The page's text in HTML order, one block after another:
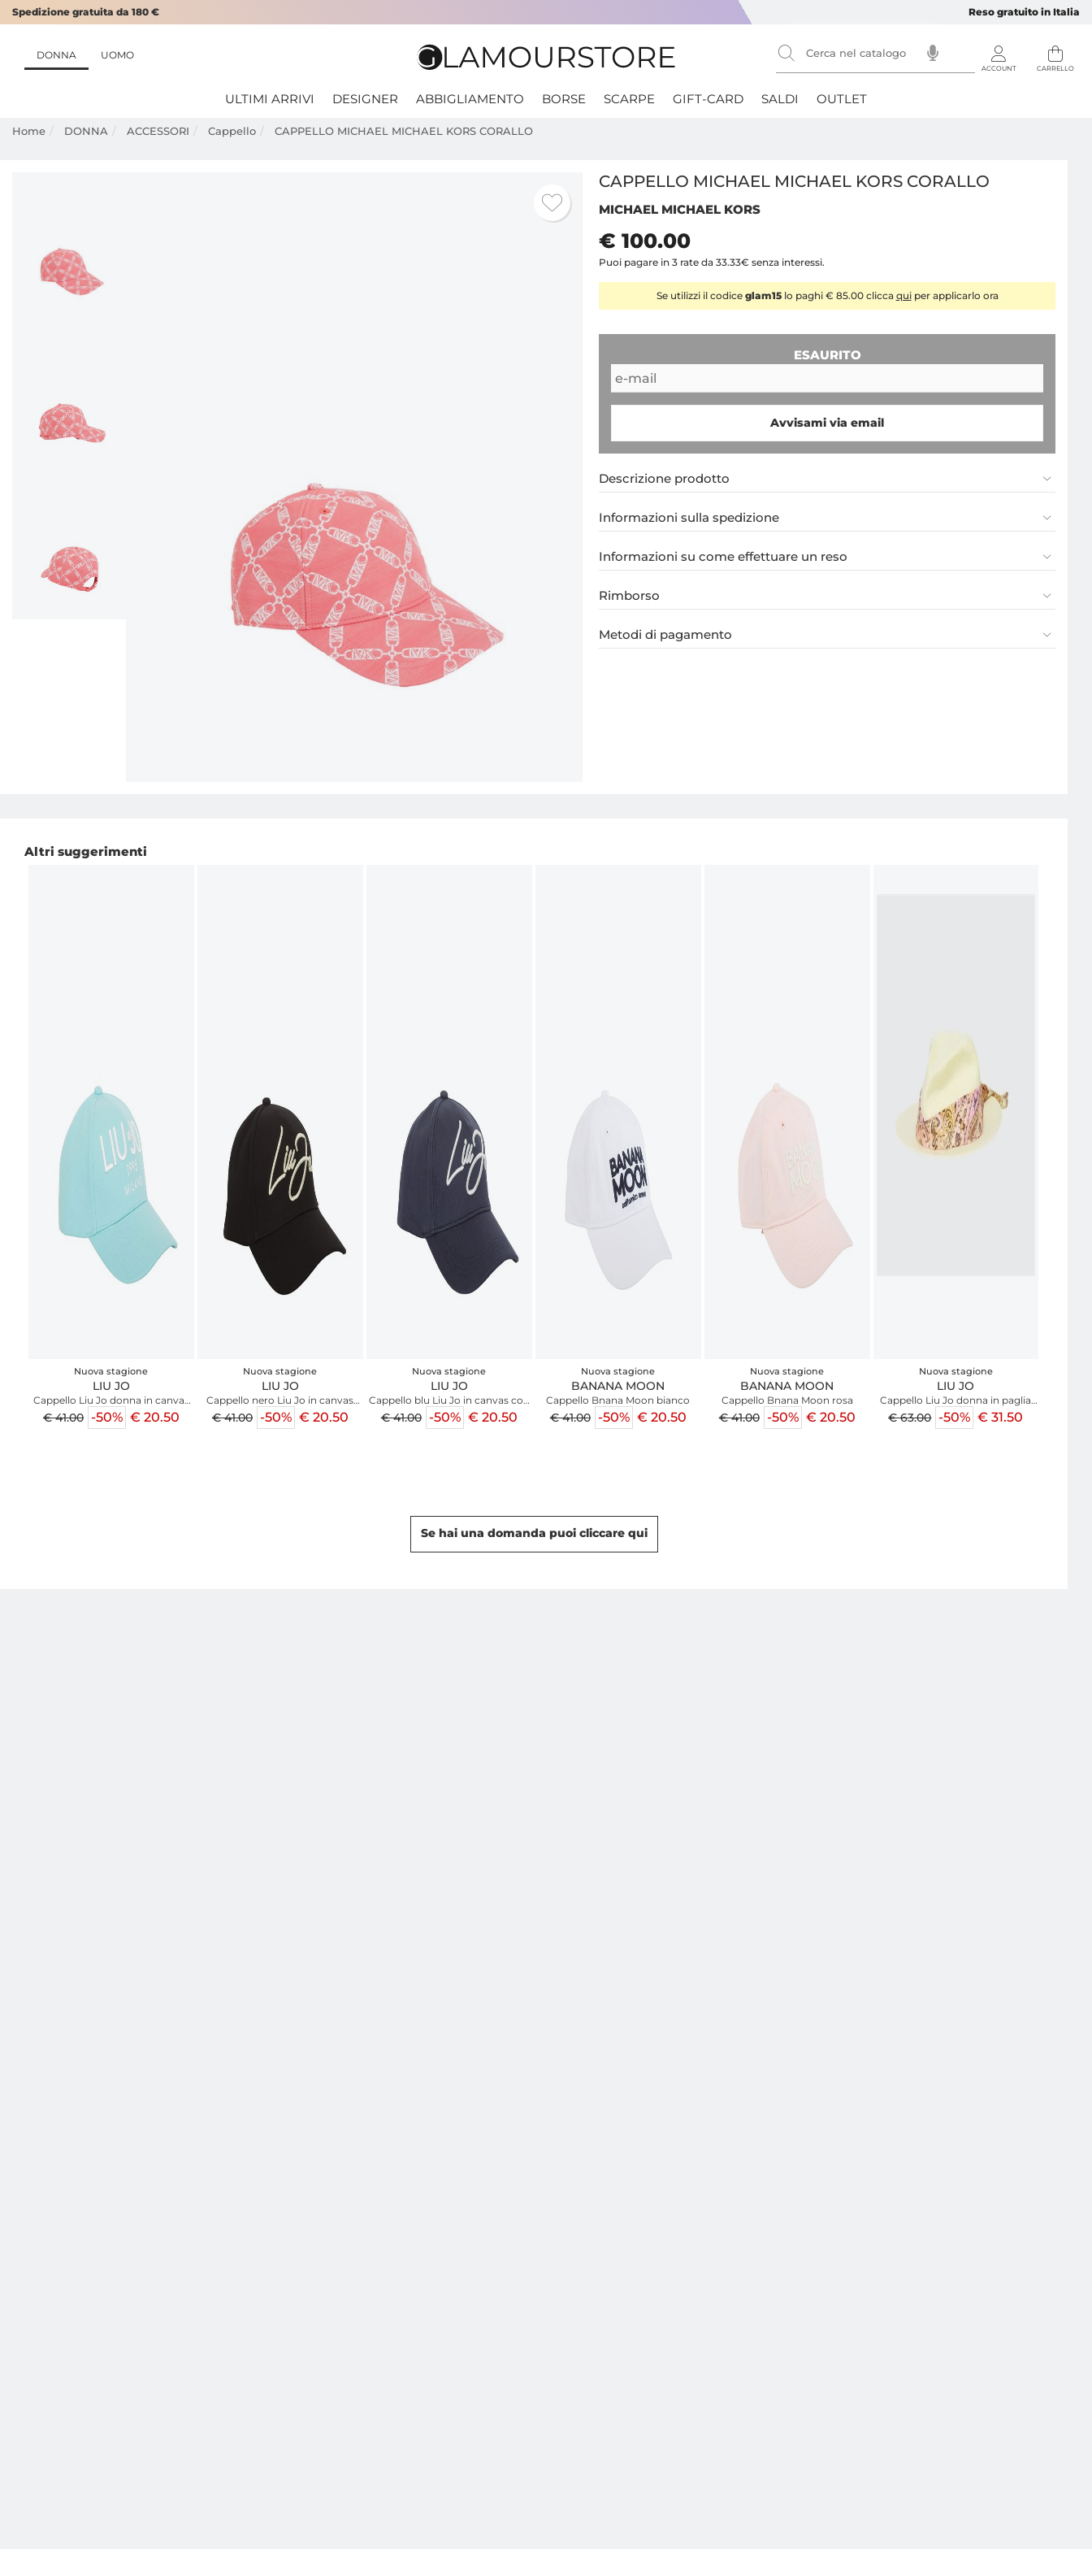
Spedizione gratuita da 180 € Reso gratuito in Italia
DONNA UOMO
ULTIMI ARRIVI DESIGNER ABBIGLIAMENTO BORSE SCARPE GIFT-CARD SALDI OUTLET
Home DONNA ACCESSORI Cappello CAPPELLO MICHAEL MICHAEL KORS CORALLO
CAPPELLO MICHAEL MICHAEL KORS CORALLO
MICHAEL MICHAEL KORS
€ 100.00
Puoi pagare in 3 rate da 33.33€ senza interessi.
Se utilizzi il codice glam15lo paghi € 85.00 clicca quiper applicarlo ora
ESAURITO
Avvisami via email
Descrizione prodotto
Informazioni sulla spedizione
Informazioni su come effettuare un reso
Rimborso
Metodi di pagamento
Altri suggerimenti
Nuova stagione
LIU JO
Cappello Liu Jo donna in canvas
celeste con logo
€ 41.00 -50% € 20.50
Nuova stagione
LIU JO
Cappello nero Liu Jo in canvas
con logo
€ 41.00 -50% € 20.50
Nuova stagione
LIU JO
Cappello blu Liu Jo in canvas con
logo
€ 41.00 -50% € 20.50
Nuova stagione
BANANA MOON
Cappello Bnana Moon bianco
€ 41.00 -50% € 20.50
Nuova stagione
BANANA MOON
Cappello Bnana Moon rosa
€ 41.00 -50% € 20.50
Nuova stagione
LIU JO
Cappello Liu Jo donna in paglia
beige
€ 63.00 -50% € 31.50
Se hai una domanda puoi cliccare qui